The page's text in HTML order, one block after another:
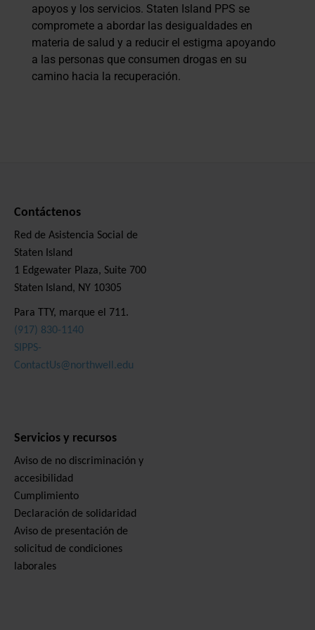
apoyos y los servicios. Staten Island PPS se
compromete a abordar las desigualdades en
materia de salud y a reducir el estigma apoyando
a las personas que consumen drogas en su
camino hacia la recuperación.
Contáctenos
Red de Asistencia Social de
Staten Island
1 Edgewater Plaza, Suite 700
Staten Island, NY 10305
Para TTY, marque el 711.
(917) 830-1140
SIPPS-
ContactUs@northwell.edu
Servicios y recursos
Aviso de no discriminación y
accesibilidad
Cumplimiento
Declaración de solidaridad
Aviso de presentación de
solicitud de condiciones
laborales